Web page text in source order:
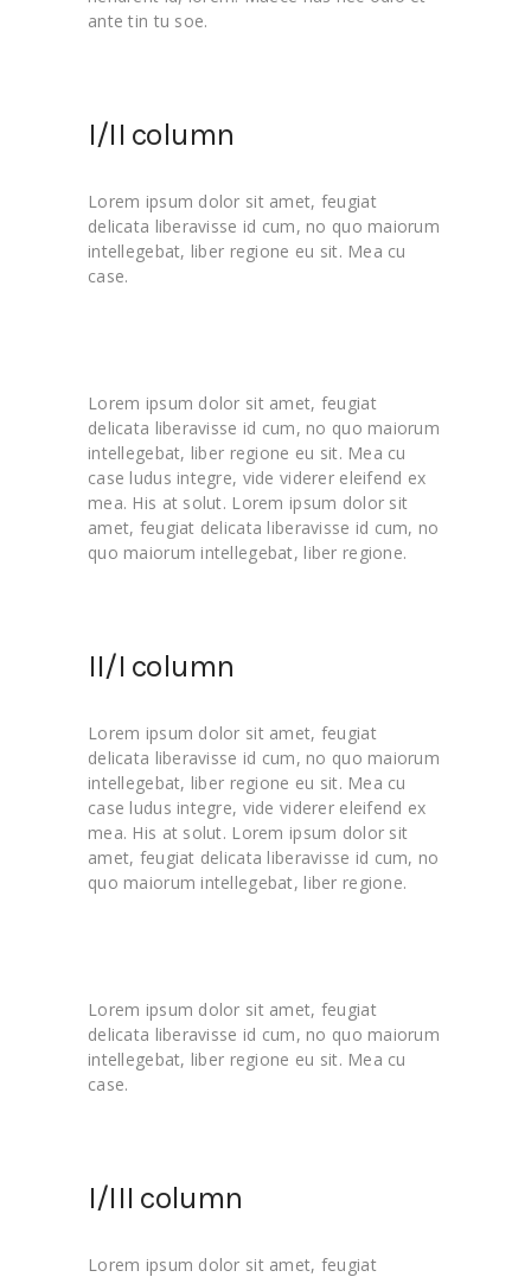
ante tin tu soe.
I/II column
Lorem ipsum dolor sit amet, feugiat
delicata liberavisse id cum, no quo maiorum
intellegebat, liber regione eu sit. Mea cu
case.
Lorem ipsum dolor sit amet, feugiat
delicata liberavisse id cum, no quo maiorum
intellegebat, liber regione eu sit. Mea cu
case ludus integre, vide viderer eleifend ex
mea. His at solut. Lorem ipsum dolor sit
amet, feugiat delicata liberavisse id cum, no
quo maiorum intellegebat, liber regione.
II/I column
Lorem ipsum dolor sit amet, feugiat
delicata liberavisse id cum, no quo maiorum
intellegebat, liber regione eu sit. Mea cu
case ludus integre, vide viderer eleifend ex
mea. His at solut. Lorem ipsum dolor sit
amet, feugiat delicata liberavisse id cum, no
quo maiorum intellegebat, liber regione.
Lorem ipsum dolor sit amet, feugiat
delicata liberavisse id cum, no quo maiorum
intellegebat, liber regione eu sit. Mea cu
case.
I/III column
Lorem ipsum dolor sit amet, feugiat